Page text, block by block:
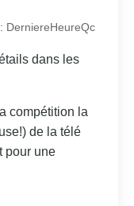
DerniereHeureQc
dans les
compétition la
de la télé
pour une